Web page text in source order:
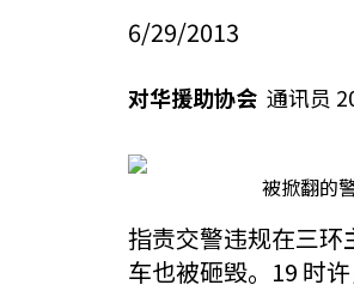
6/29/2013
对华援助协会 通讯员
被掀翻的
指责交警违规在三
车也被砸毁。19 时